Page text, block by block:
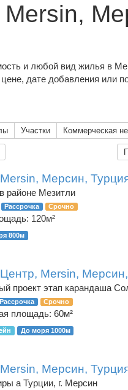
и любой вид жилья в
дате добавления или
Участки Коммерческая
Мерсин,
районе Мезитли
Рассрочка Срочно
120м²
800м
Mersin,
проект этап карандаша
Рассрочка Срочно
площадь: 60м²
До моря 1000м
Мерсин,
а Турции, г. Мерсин